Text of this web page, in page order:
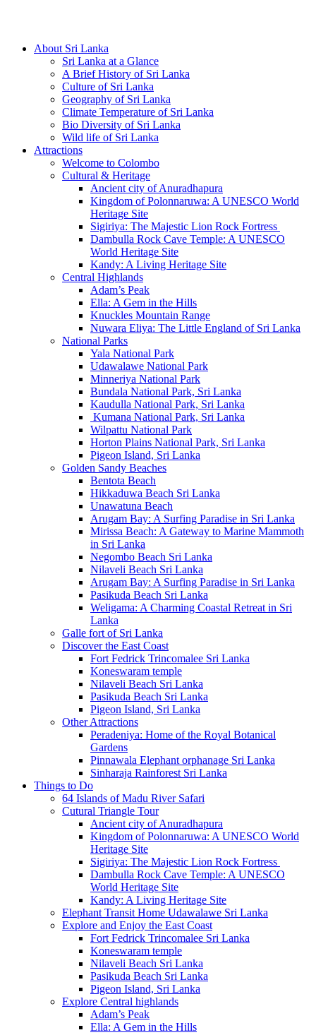
About Sri Lanka
Sri Lanka at a Glance
A Brief History of Sri Lanka
Culture of Sri Lanka
Geography of Sri Lanka
Climate Temperature of Sri Lanka
Bio Diversity of Sri Lanka
Wild life of Sri Lanka
Attractions
Welcome to Colombo
Cultural & Heritage
Ancient city of Anuradhapura
Kingdom of Polonnaruwa: A UNESCO World
Heritage Site
Sigiriya: The Majestic Lion Rock Fortress
Dambulla Rock Cave Temple: A UNESCO
World Heritage Site
Kandy: A Living Heritage Site
Central Highlands
Adam’s Peak
Ella: A Gem in the Hills
Knuckles Mountain Range
Nuwara Eliya: The Little England of Sri Lanka
National Parks
Yala National Park
Udawalawe National Park
Minneriya National Park
Bundala National Park, Sri Lanka
Kaudulla National Park, Sri Lanka
Kumana National Park, Sri Lanka
Wilpattu National Park
Horton Plains National Park, Sri Lanka
Pigeon Island, Sri Lanka
Golden Sandy Beaches
Bentota Beach
Hikkaduwa Beach Sri Lanka
Unawatuna Beach
Arugam Bay: A Surfing Paradise in Sri Lanka
Mirissa Beach: A Gateway to Marine Mammoth
in Sri Lanka
Negombo Beach Sri Lanka
Nilaveli Beach Sri Lanka
Arugam Bay: A Surfing Paradise in Sri Lanka
Pasikuda Beach Sri Lanka
Weligama: A Charming Coastal Retreat in Sri
Lanka
Galle fort of Sri Lanka
Discover the East Coast
Fort Fedrick Trincomalee Sri Lanka
Koneswaram temple
Nilaveli Beach Sri Lanka
Pasikuda Beach Sri Lanka
Pigeon Island, Sri Lanka
Other Attractions
Peradeniya: Home of the Royal Botanical
Gardens
Pinnawala Elephant orphanage Sri Lanka
Sinharaja Rainforest Sri Lanka
Things to Do
64 Islands of Madu River Safari
Cutural Triangle Tour
Ancient city of Anuradhapura
Kingdom of Polonnaruwa: A UNESCO World
Heritage Site
Sigiriya: The Majestic Lion Rock Fortress
Dambulla Rock Cave Temple: A UNESCO
World Heritage Site
Kandy: A Living Heritage Site
Elephant Transit Home Udawalawe Sri Lanka
Explore and Enjoy the East Coast
Fort Fedrick Trincomalee Sri Lanka
Koneswaram temple
Nilaveli Beach Sri Lanka
Pasikuda Beach Sri Lanka
Pigeon Island, Sri Lanka
Explore Central highlands
Adam’s Peak
Ella: A Gem in the Hills